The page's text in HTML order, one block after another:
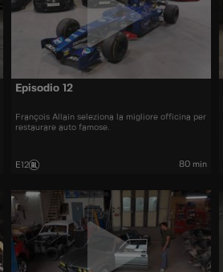
Episodio 12
François Allain seleziona la migliore officina per
restaurare auto famose.
E12 80 min